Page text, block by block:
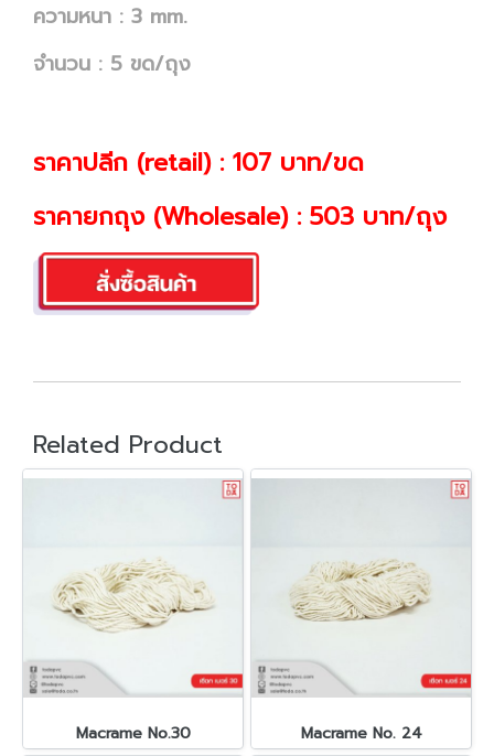
ความหนา : 3 mm.
จำนวน : 5 ขด/ถุง
ราคาปลีก (retail) : 107 บาท/ขด
ราคายกถุง (Wholesale) : 503 บาท/ถุง
Related Product
Macrame No.30 Macrame No. 24